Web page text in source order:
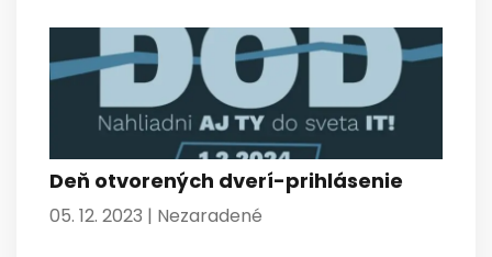
Deň otvorených dverí-prihlásenie
05. 12. 2023 | Nezaradené